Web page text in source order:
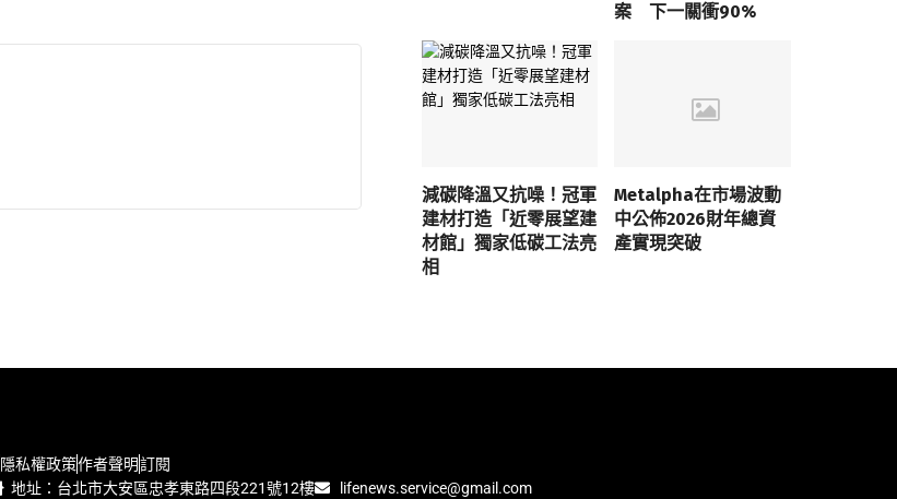
案 下一關衝90%
減碳降溫又抗噪！冠軍
建材打造「近零展望建
材館」獨家低碳工法亮
相
Metalpha在市場波動
中公佈2026財年總資
產實現突破
隱私權政策作者聲明訂閱
地址：台北市大安區忠孝東路四段221號12樓 lifenews.service@gmail.com